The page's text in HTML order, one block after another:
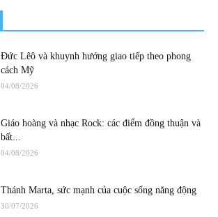
Đức Lêô và khuynh hướng giao tiếp theo phong
cách Mỹ
04/08/2026
Giáo hoàng và nhạc Rock: các điểm đồng thuận và
bất...
04/08/2026
Thánh Marta, sức mạnh của cuộc sống năng động
30/07/2026